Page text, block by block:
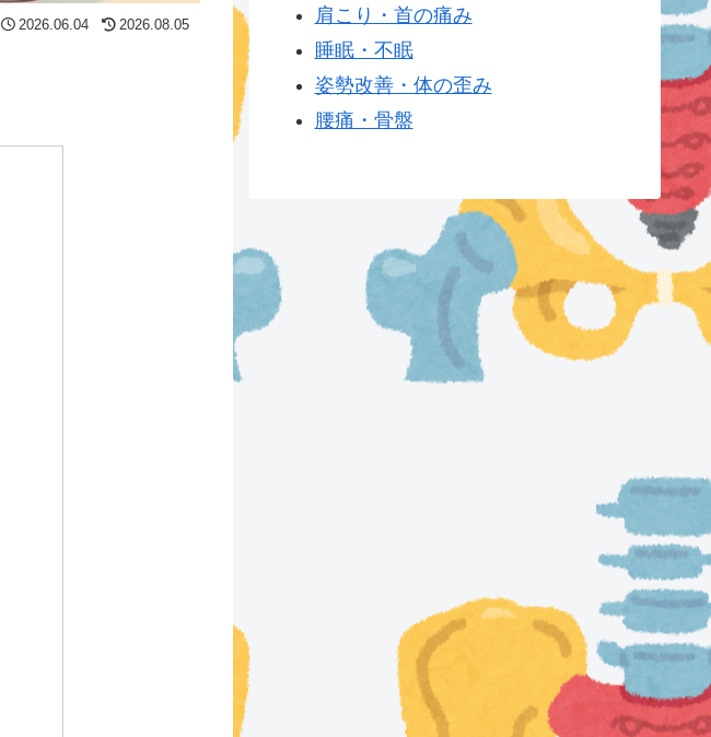
2026.06.04 2026.08.05
肩こり・首の痛み
睡眠・不眠
姿勢改善・体の歪み
腰痛・骨盤